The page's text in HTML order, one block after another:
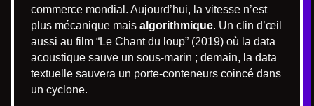
commerce mondial. Aujourd’hui, la vitesse n’est
plus mécanique mais algorithmique. Un clin d’œil
aussi au film “Le Chant du loup” (2019) où la data
acoustique sauve un sous-marin ; demain, la data
textuelle sauvera un porte-conteneurs coincé dans
un cyclone.